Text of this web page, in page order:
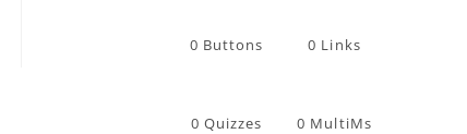
0 Buttons 0 Links
0 Quizzes 0 MultiMs